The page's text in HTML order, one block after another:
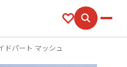
ドパート マッシュ